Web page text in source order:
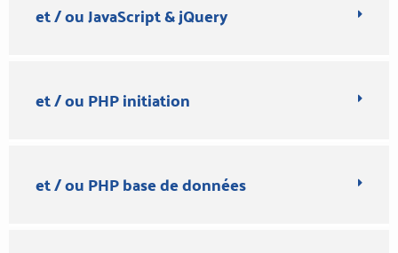
et / ou JavaScript & jQuery
et / ou PHP initiation
et / ou PHP base de données